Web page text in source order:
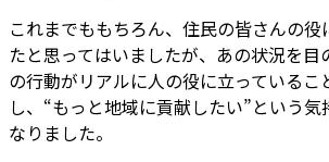
これまでももちろん、住民の皆さんの役
たと思ってはいましたが、あの状況を目
の行動がリアルに人の役に立っているこ
し、“もっと地域に貢献したい”という気
なりました。